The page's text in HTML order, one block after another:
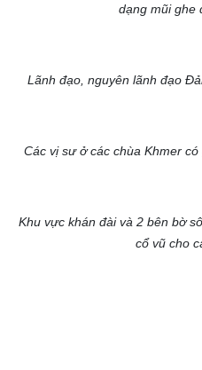
dạng mũi ghe
Lãnh đạo, nguyên lãnh đạo
Các vị sư ở các chùa Khmer
Khu vực khán đài và 2 bên bờ
cổ vũ cho